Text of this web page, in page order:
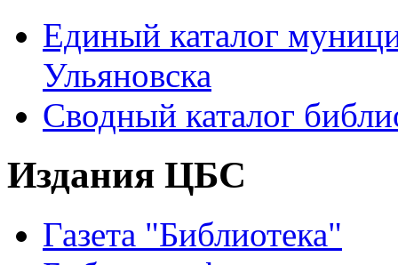
Единый каталог
Ульяновска
Сводный каталог
Издания ЦБС
Газета "Библиотека"